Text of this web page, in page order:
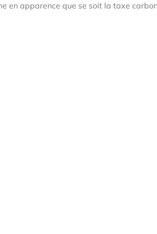
en apparence que se soit la taxe